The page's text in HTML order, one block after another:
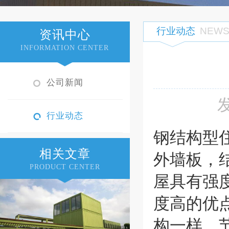
资讯中心
INFORMATION CENTER
公司新闻
行业动态
相关文章
PRODUCT CENTER
行业动态 NEWS
钢结构型
外墙板，
屋具有强
度高的优